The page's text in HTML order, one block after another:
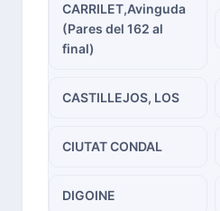
CARRILET,Avinguda
(Pares del 162 al
final)
CASTILLEJOS, LOS
CIUTAT CONDAL
DIGOINE